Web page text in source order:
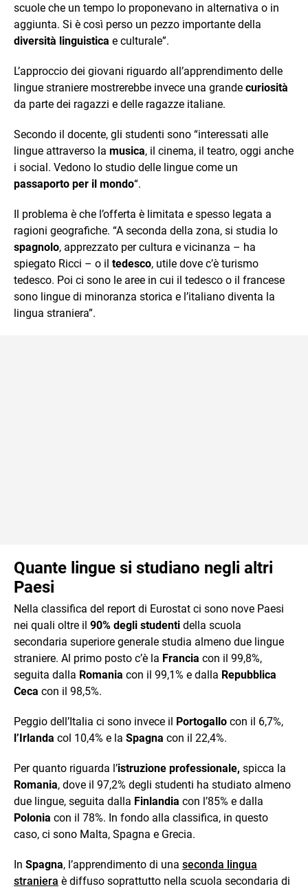
scuole che un tempo lo proponevano in alternativa o in
aggiunta. Si è così perso un pezzo importante della
diversità linguistica e culturale”.
L’approccio dei giovani riguardo all’apprendimento delle
lingue straniere mostrerebbe invece una grande curiosità
da parte dei ragazzi e delle ragazze italiane.
Secondo il docente, gli studenti sono “interessati alle
lingue attraverso la musica, il cinema, il teatro, oggi anche
i social. Vedono lo studio delle lingue come un
passaporto per il mondo“.
Il problema è che l’offerta è limitata e spesso legata a
ragioni geografiche. “A seconda della zona, si studia lo
spagnolo, apprezzato per cultura e vicinanza – ha
spiegato Ricci – o il tedesco, utile dove c’è turismo
tedesco. Poi ci sono le aree in cui il tedesco o il francese
sono lingue di minoranza storica e l’italiano diventa la
lingua straniera”.
Quante lingue si studiano negli altri
Paesi
Nella classifica del report di Eurostat ci sono nove Paesi
nei quali oltre il 90% degli studenti della scuola
secondaria superiore generale studia almeno due lingue
straniere. Al primo posto c’è la Francia con il 99,8%,
seguita dalla Romania con il 99,1% e dalla Repubblica
Ceca con il 98,5%.
Peggio dell’Italia ci sono invece il Portogallo con il 6,7%,
l’Irlanda col 10,4% e la Spagna con il 22,4%.
Per quanto riguarda l’istruzione professionale, spicca la
Romania, dove il 97,2% degli studenti ha studiato almeno
due lingue, seguita dalla Finlandia con l’85% e dalla
Polonia con il 78%. In fondo alla classifica, in questo
caso, ci sono Malta, Spagna e Grecia.
In Spagna, l’apprendimento di una seconda lingua
straniera è diffuso soprattutto nella scuola secondaria di